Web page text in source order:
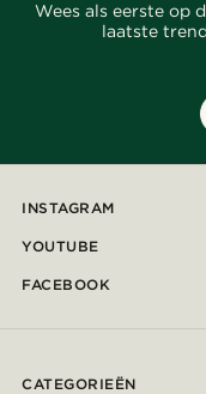
Wees als eerste op
laatste
INSTAGRAM
YOUTUBE
FACEBOOK
CATEGORIEËN